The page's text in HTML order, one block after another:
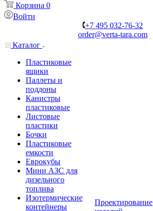
Корзина 0
Войти
+7 495 032-76-32
order@verta-tara.com
Каталог
Пластиковые
ящики
Паллеты и
поддоны
Канистры
пластиковые
Листовые
пластики
Бочки
Пластиковые
емкости
Еврокубы
Мини АЗС для
дизельного
топлива
Изотермические
контейнеры
Проектирование